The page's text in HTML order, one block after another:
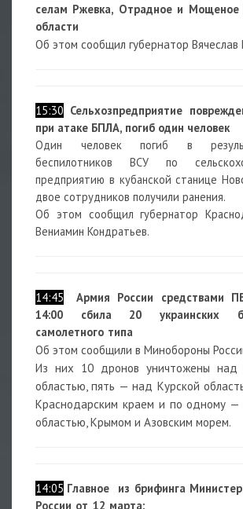
селам Ржевка, Отрадное и Мощеное
области
Об этом сообщил губернатор Вячеслав
15:30 Сельхозпредприятие
при атаке БПЛА, погиб один человек
Один человек погиб в
беспилотников ВСУ по
предприятию в кубанской станице
двое сотрудников получили ранения.
Об этом сообщил губернатор
Вениамин Кондратьев.
14:45
Армия России средствами
14:00 сбила 20 украинских
самолетного типа
Об этом сообщили в Минобороны
Из них 10 дронов уничтожены над
областью, пять — над Курской
Краснодарским краем и по одному —
областью, Крымом и Азовским морем.
14:05 Главное из брифинга
России от 12 марта: